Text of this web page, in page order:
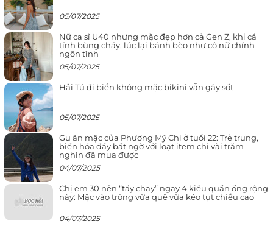
05/07/2025
Nữ ca sĩ U40 nhưng mặc đẹp hơn cả Gen Z, khi cá
tính bùng cháy, lúc lại bánh bèo như cô nữ chính
ngôn tình
05/07/2025
Hải Tú đi biển không mặc bikini vẫn gây sốt
05/07/2025
Gu ăn mặc của Phương Mỹ Chi ở tuổi 22: Trẻ trung,
biến hóa đầy bất ngờ với loạt item chỉ vài trăm
nghìn đã mua được
04/07/2025
Chị em 30 nên “tẩy chay” ngay 4 kiểu quần ống rộng
này: Mặc vào trông vừa quê vừa kéo tụt chiều cao
04/07/2025